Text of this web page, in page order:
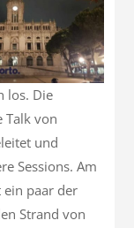
los. Die
Talk von
und
Sessions. Am
paar der
Strand von